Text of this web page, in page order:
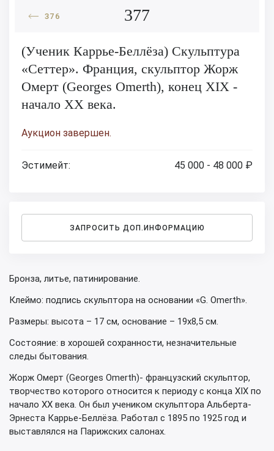
376 377
(Ученик Каррье-Беллёза) Скульптура
«Сеттер». Франция, скульптор Жорж
Омерт (Georges Omerth), конец XIX -
начало XX века.
Аукцион завершен.
Эстимейт: 45 000 - 48 000 ₽
ЗАПРОСИТЬ ДОП.ИНФОРМАЦИЮ
Бронза, литье, патинирование.
Клеймо: подпись скульптора на основании «G. Omerth».
Размеры: высота – 17 см, основание – 19х8,5 см.
Состояние: в хорошей сохранности, незначительные
следы бытования.
Жорж Омерт (Georges Omerth)- французский скульптор,
творчество которого относится к периоду с конца XIX по
начало XX века. Он был учеником скульптора Альберта-
Эрнеста Каррье-Беллёза. Работал с 1895 по 1925 год и
выставлялся на Парижских салонах.